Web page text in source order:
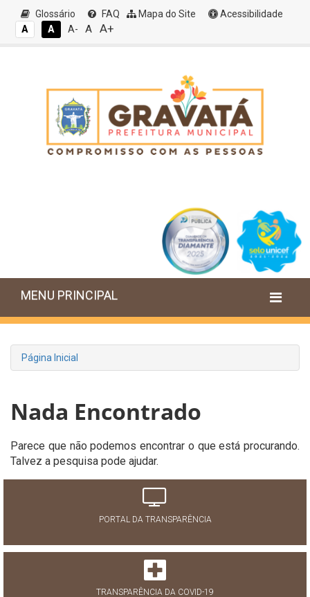
Glossário FAQ Mapa do Site
Acessibilidade
A
A A- A A+
MENU PRINCIPAL
Página Inicial
Nada Encontrado
Parece que não podemos encontrar o que está procurando.
Talvez a pesquisa pode ajudar.
PORTAL DA TRANSPARÊNCIA
TRANSPARÊNCIA DA COVID-19